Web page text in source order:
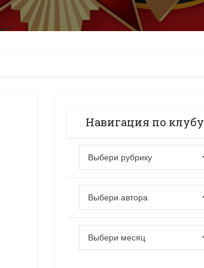
Навигация по клубу